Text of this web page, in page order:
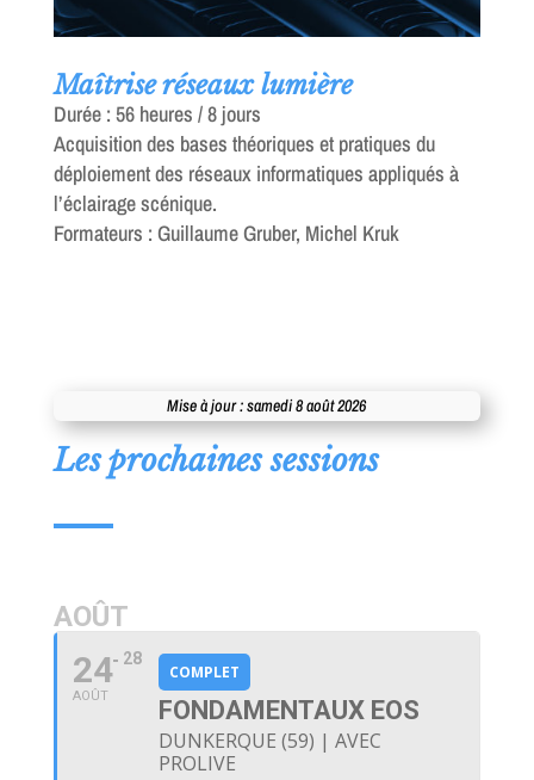
Maîtrise réseaux lumière
Durée : 56 heures / 8 jours
Acquisition des bases théoriques et pratiques du
déploiement des réseaux informatiques appliqués à
l’éclairage scénique.
Formateurs : Guillaume Gruber, Michel Kruk
Mise à jour : samedi 8 août 2026
Les prochaines sessions
AOÛT
24
AOÛT
28
COMPLET
FONDAMENTAUX EOS
DUNKERQUE (59) | AVEC
PROLIVE